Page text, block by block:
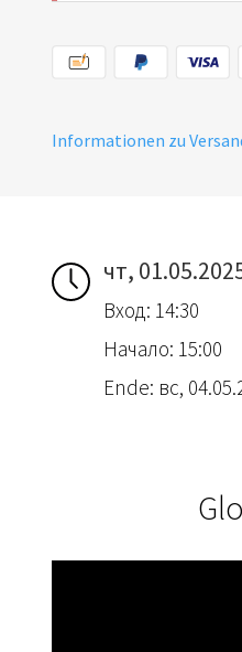
Informationen zu
чт,
Вход: 14:30
Начало: 15:00
Ende: вс,